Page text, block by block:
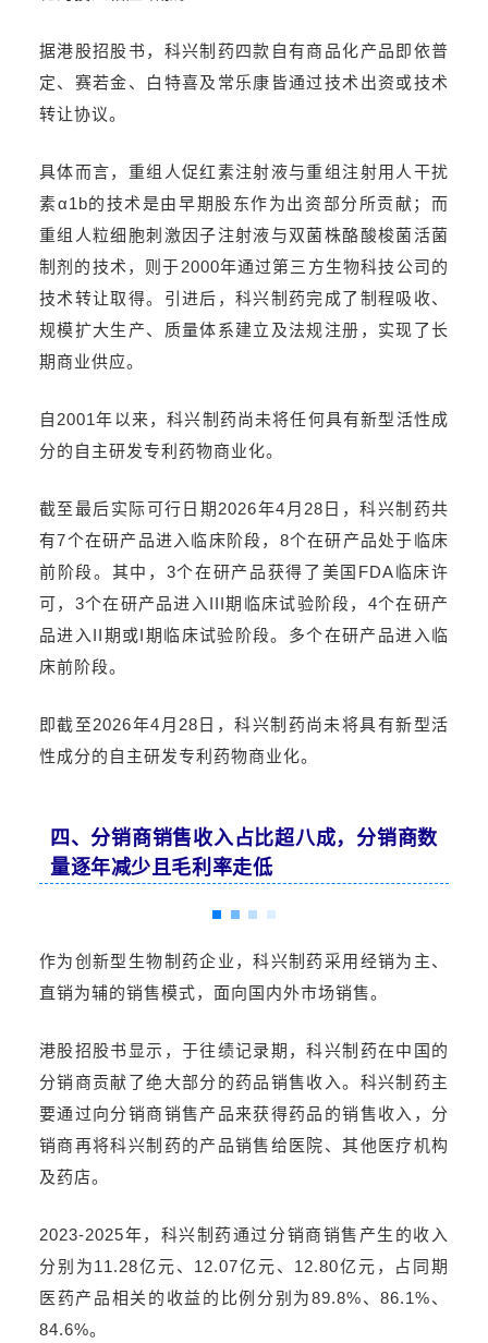
据港股招股书，科兴制药四款自有商品化产品即依普
定、赛若金、白特喜及常乐康皆通过技术出资或技术
转让协议。
具体而言，重组人促红素注射液与重组注射用人干扰
素α1b的技术是由早期股东作为出资部分所贡献；而
重组人粒细胞刺激因子注射液与双菌株酪酸梭菌活菌
制剂的技术，则于2000年通过第三方生物科技公司的
技术转让取得。引进后，科兴制药完成了制程吸收、
规模扩大生产、质量体系建立及法规注册，实现了长
期商业供应。
自2001年以来，科兴制药尚未将任何具有新型活性成
分的自主研发专利药物商业化。
截至最后实际可行日期2026年4月28日，科兴制药共
有7个在研产品进入临床阶段，8个在研产品处于临床
前阶段。其中，3个在研产品获得了美国FDA临床许
可，3个在研产品进入III期临床试验阶段，4个在研产
品进入II期或I期临床试验阶段。多个在研产品进入临
床前阶段。
即截至2026年4月28日，科兴制药尚未将具有新型活
性成分的自主研发专利药物商业化。
四、分销商销售收入占比超八成，分销商数
量逐年减少且毛利率走低
作为创新型生物制药企业，科兴制药采用经销为主、
直销为辅的销售模式，面向国内外市场销售。
港股招股书显示，于往绩记录期，科兴制药在中国的
分销商贡献了绝大部分的药品销售收入。科兴制药主
要通过向分销商销售产品来获得药品的销售收入，分
销商再将科兴制药的产品销售给医院、其他医疗机构
及药店。
2023-2025年，科兴制药通过分销商销售产生的收入
分别为11.28亿元、12.07亿元、12.80亿元，占同期
医药产品相关的收益的比例分别为89.8%、86.1%、
84.6%。